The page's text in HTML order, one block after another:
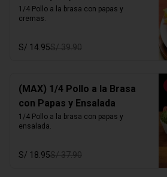
1/4 Pollo a la brasa con papas y
cremas.
S/ 14.95S/ 39.90
(MAX) 1/4 Pollo a la Brasa
con Papas y Ensalada
1/4 Pollo a la brasa con papas y
ensalada.
S/ 18.95S/ 37.90